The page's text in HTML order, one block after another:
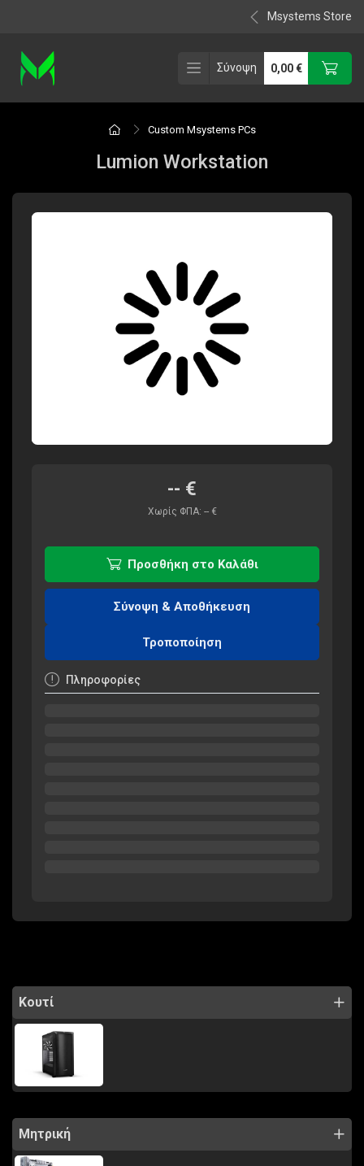
Msystems Store
Σύνοψη 0,00€
Custom Msystems PCs
Lumion Workstation
-- €
Χωρίς ΦΠΑ: --€
Προσθήκη στο Καλάθι
Σύνοψη & Αποθήκευση
Τροποποίηση
Πληροφορίες
Κουτί
Μητρική